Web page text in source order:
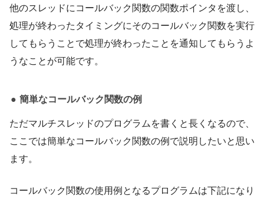
他のスレッドにコールバック関数の関数ポインタを渡し、
処理が終わったタイミングにそのコールバック関数を実行
してもらうことで処理が終わったことを通知してもらうよ
うなことが可能です。
簡単なコールバック関数の例
ただマルチスレッドのプログラムを書くと長くなるので、
ここでは簡単なコールバック関数の例で説明したいと思い
ます。
コールバック関数の使用例となるプログラムは下記になり